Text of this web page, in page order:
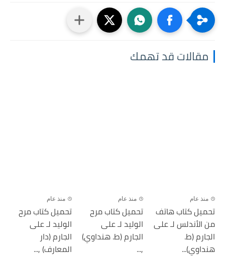
مقالات قد تهمك
منذ عام
تحميل كتاب هاتف
من الأندلس لـ على
الجارم (ط.
هنداوي)...
منذ عام
تحميل كتاب مرح
الوليد لـ على
الجارم (ط. هنداوي)
,...
منذ عام
تحميل كتاب مرح
الوليد لـ على
الجارم (دار
المعارف) ,...